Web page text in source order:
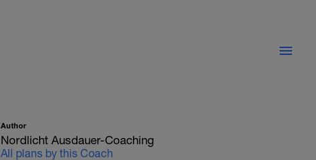
Author
Nordlicht Ausdauer-Coaching
All plans by this Coach